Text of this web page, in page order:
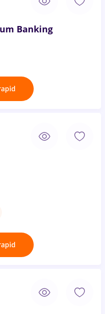
Banking